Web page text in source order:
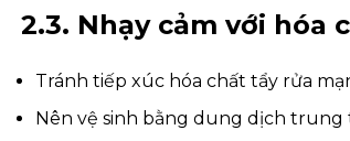
2.3. Nhạy cảm với hóa
Tránh tiếp xúc hóa chất tẩy rửa
Nên vệ sinh bằng dung dịch trung